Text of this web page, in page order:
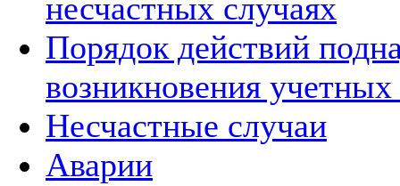
несчастных случаях
Порядок действий
возникновения
Несчастные случаи
Аварии